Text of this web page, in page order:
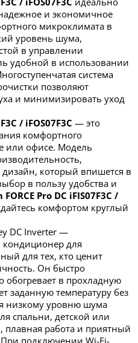
и экономичное
микроклимата в
уровень шума,
в управлении
удобной в использовании
система
позволяют
и минимизировать уход
/ iFOS07F3C — это
комфортного
или офисе. Модель
который впишется в
в пользу удобства и
Pro DC iFIS07F3C /
комфортом круглый
DC Inverter —
для
для тех, кто ценит
Он быстро
обогревает в прохладную
заданную температуру без
низкому уровню шума
спальни, детской или
плавная работа и приятный
подключении Wi-Fi-